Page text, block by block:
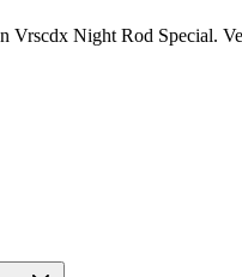
Vrscdx Night Rod Special.